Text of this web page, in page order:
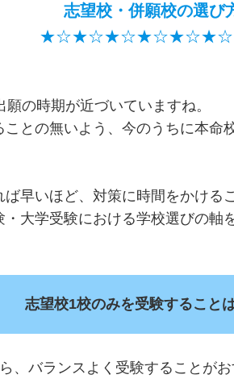
志望校・併願校の選び
願の時期が近づいていますね。
ことの無いよう、今のうちに本命
ば早いほど、対策に時間をかける
・大学受験における学校選びの軸
志望校1校のみを受験すること
、バランスよく受験することが